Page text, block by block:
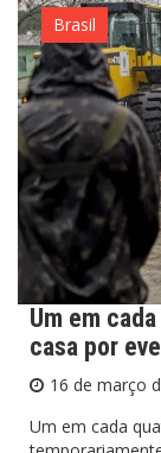
Brasil
Um em
casa por
16 de março
Um em cada